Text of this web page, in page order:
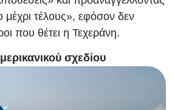
μέχρι τέλους», εφόσον δεν
που θέτει η Τεχεράνη.
σχεδίου